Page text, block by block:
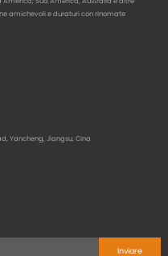
amichevoli e duraturi con rinomate
Yancheng, Jiangsu, Cina
Inviare